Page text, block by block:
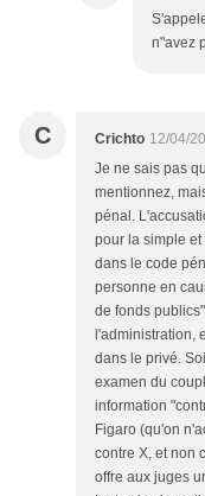
n"avez
C Crichto 12/04/
Je ne sais pas
mentionnez,
pénal.
pour la simple
dans le code
personne en
de fonds
l'administration,
dans le privé.
examen du
information
Figaro (qu'on
contre X, et non
offre aux juges